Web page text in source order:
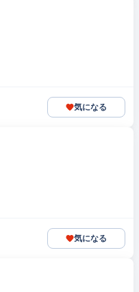
気になる
気になる